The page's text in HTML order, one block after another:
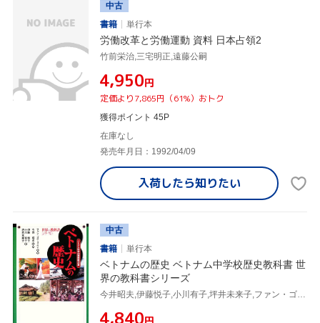
中古
書籍
単行本
労働改革と労働運動 資料 日本占領2
竹前栄治,三宅明正,遠藤公嗣
¥4,950円
定価より7,865円（61%）おトク
獲得ポイント 45P
在庫なし
発売年月日：1992/04/09
入荷したら知りたい
中古
書籍
単行本
ベトナムの歴史 ベトナム中学校歴史教科書 世
界の教科書シリーズ
今井昭夫,伊藤悦子,小川有子,坪井未来子,ファン・ゴクリエン,